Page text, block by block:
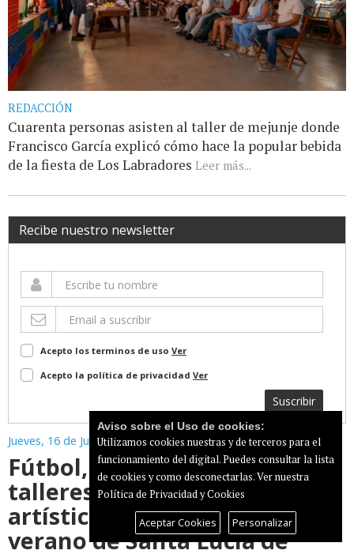
REDACCIÓN
Cuarenta personas asisten al taller de mejunje donde
Francisco García explicó cómo hace la popular bebida
de la fiesta de Los Labradores Leer más...
Recibe nuestro newsletter
Acepto los terminos de uso Ver
Acepto la política de privacidad Ver
Suscribir
Jueves, 16 de Julio de 2026
Fútbol, baloncesto, natación,
talleres y actividades
artísticas en los campus de
verano de Santa Lucía de
Aviso sobre el Uso de cookies:
Utilizamos cookies nuestras y de terceros para el
funcionamiento del digital. Puedes consultar la lista
de cookies y como desconectarlas.Ver nuestra
Política de Privacidad y Cookies
Aceptar Cookies Personalizar